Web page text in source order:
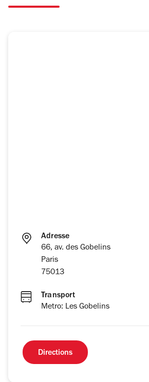
Adresse
66, av. des Gobelins
Paris
75013
Transport
Metro: Les Gobelins
Directions